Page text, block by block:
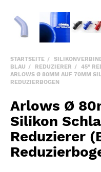
STARTSEITE
BLAU
REDUZIERER
45°
ARLOWS Ø 80MM AUF 70MM
REDUZIERBOGEN
Arlows Ø
Silikon
Reduzierer